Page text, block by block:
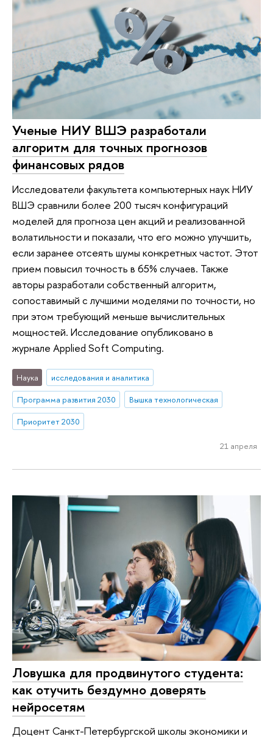
Ученые НИУ ВШЭ разработали
алгоритм для точных прогнозов
финансовых рядов
Исследователи факультета компьютерных наук НИУ
ВШЭ сравнили более 200 тысяч конфигураций
моделей для прогноза цен акций и реализованной
волатильности и показали, что его можно улучшить,
если заранее отсеять шумы конкретных частот. Этот
прием повысил точность в 65% случаев. Также
авторы разработали собственный алгоритм,
сопоставимый с лучшими моделями по точности, но
при этом требующий меньше вычислительных
мощностей. Исследование опубликовано в
журнале Applied Soft Computing.
Наука
исследования и аналитика
Программа развития 2030
Вышка технологическая
Приоритет 2030
21 апреля
Ловушка для продвинутого студента:
как отучить бездумно доверять
нейросетям
Доцент Санкт-Петербургской школы экономики и